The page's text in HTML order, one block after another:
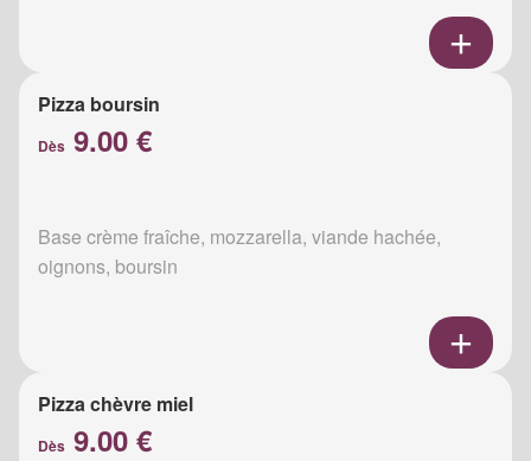
Pizza boursin
Dès 9.00 €
Base crème fraîche, mozzarella, viande hachée,
oignons, boursin
Pizza chèvre miel
Dès 9.00 €